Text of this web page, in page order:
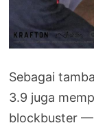
Sebagai
3.9 juga
blockbuster —